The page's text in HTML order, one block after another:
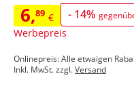
6,89 € - 14%
Werbepreis
Onlinepreis: Alle etwaigen
Inkl. MwSt. zzgl.Versand